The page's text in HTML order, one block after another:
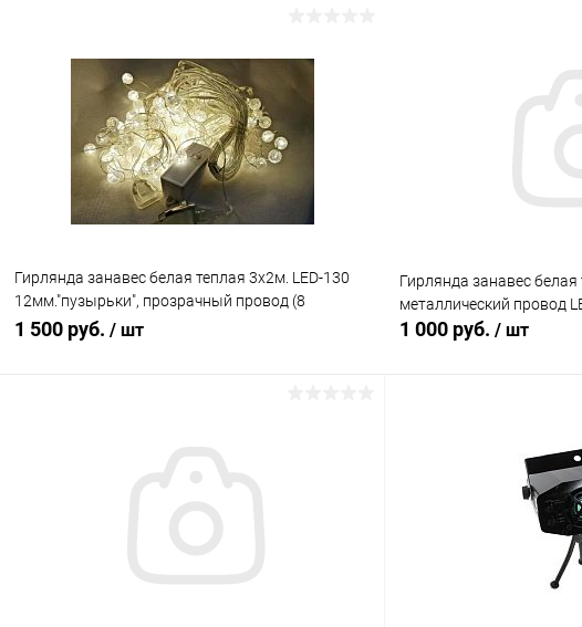
В избранное В наличии (7)
Гирлянда занавес белая теплая 3х2м. LED-130
12мм."пузырьки", прозрачный провод (8
режимов), с возможностью удлиннения
1 500 руб. / шт
Гирлянда занавес
металлический провод
1 000 руб. / шт